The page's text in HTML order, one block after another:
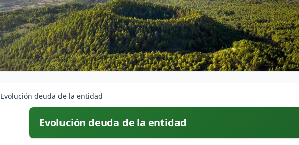
Evolución deuda de la entidad
Evolución deuda de la entidad